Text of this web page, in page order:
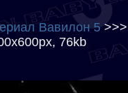
Вавилон 5
76kb